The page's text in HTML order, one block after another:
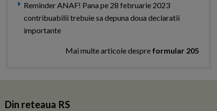
Reminder ANAF! Pana pe 28 februarie 2023
contribuabilii trebuie sa depuna doua declaratii
importante
Mai multe articole despre formular 205
Din reteaua RS